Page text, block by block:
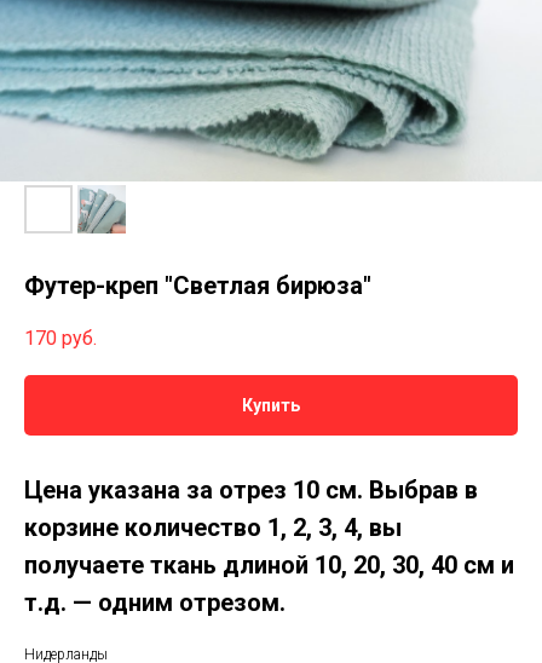
Футер-креп "Светлая бирюза"
170 руб.
Купить
Цена указана за отрез 10 см. Выбрав в
корзине количество 1, 2, 3, 4, вы
получаете ткань длиной 10, 20, 30, 40 см и
т.д. — одним отрезом.
Нидерланды